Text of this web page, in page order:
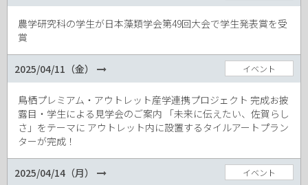
農学研究科の学生が日本藻類学会第49回大会で学生発表賞を受
賞
2025/04/11（金）
鳥栖プレミアム・アウトレット産学連携プロジェクト 完成お披
露目・学生による見学会のご案内 「未来に伝えたい、佐賀らし
さ」をテーマに アウトレット内に設置するタイルアートプラン
ターが完成！
イベント
2025/04/14（月） イベント